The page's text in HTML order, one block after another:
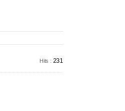
Hits : 231